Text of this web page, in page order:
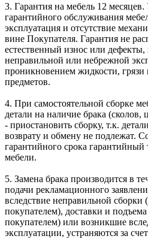
3. Гарантия на мебель 12
гарантийного обслуживания
эксплуатация и отсутствие
вине Покупателя. Гарантия не
естественный износ или
неправильной или небрежной
проникновением жидкости,
предметов.
4. При самостоятельной сборке
детали на наличие брака
- приостановить сборку, т.к.
возврату и обмену не подлежат.
гарантийного срока гарантийный
мебели.
5. Замена брака производится в
подачи рекламационного
вследствие неправильной сборки
покупателем), доставки и
покупателем) или возникшие
эксплуатации, устраняются за